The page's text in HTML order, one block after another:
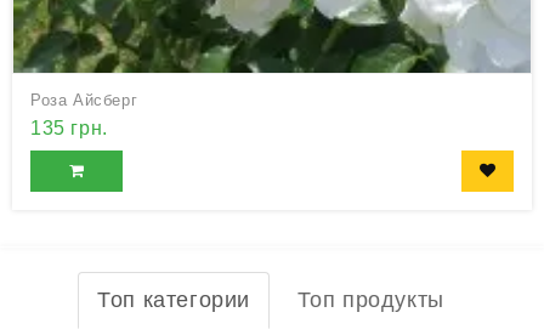
Роза Айсберг
135 грн.
Топ категории Топ продукты